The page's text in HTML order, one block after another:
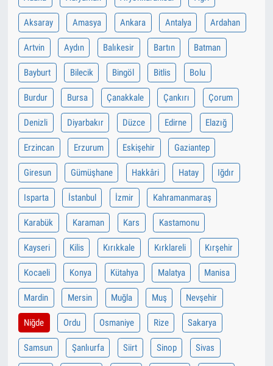
Aksaray Amasya Ankara Antalya Ardahan
Artvin Aydın Balıkesir Bartın Batman
Bayburt Bilecik Bingöl Bitlis Bolu
Burdur Bursa Çanakkale Çankırı Çorum
Denizli Diyarbakır Düzce Edirne Elazığ
Erzincan Erzurum Eskişehir Gaziantep
Giresun Gümüşhane Hakkâri Hatay Iğdır
Isparta İstanbul İzmir Kahramanmaraş
Karabük Karaman Kars Kastamonu
Kayseri Kilis Kırıkkale Kırklareli Kırşehir
Kocaeli Konya Kütahya Malatya Manisa
Mardin Mersin Muğla Muş Nevşehir
Niğde Ordu Osmaniye Rize Sakarya
Samsun Şanlıurfa Siirt Sinop Sivas